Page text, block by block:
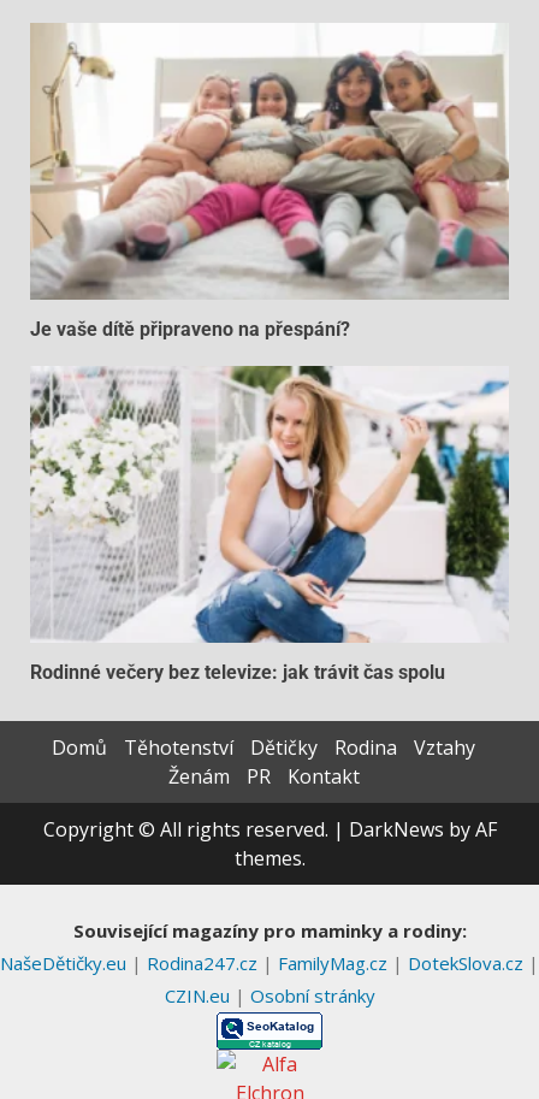
Je vaše dítě připraveno na přespání?
Rodinné večery bez televize: jak trávit čas spolu
Domů Těhotenství Dětičky Rodina
Vztahy
Ženám
PR
Kontakt
Copyright © All rights reserved. | DarkNews by AF
themes.
Související magazíny pro maminky a rodiny:
NašeDětičky.eu | Rodina247.cz | FamilyMag.cz | DotekSlova.cz |
CZIN.eu | Osobní stránky